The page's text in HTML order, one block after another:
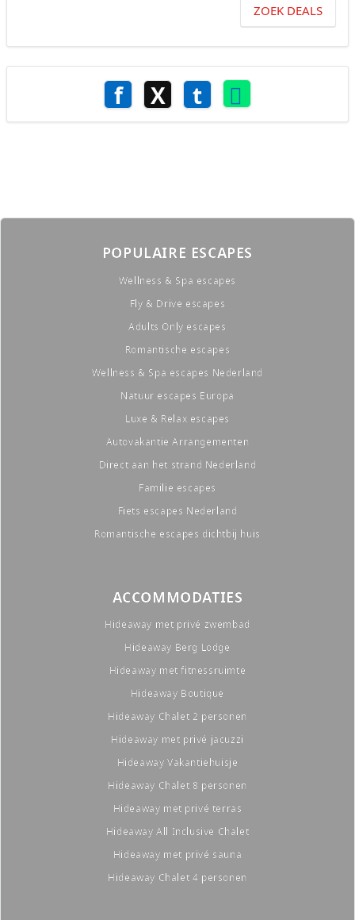
ZOEK DEALS
f X t
POPULAIRE ESCAPES
Wellness & Spa escapes
Fly & Drive escapes
Adults Only escapes
Romantische escapes
Wellness & Spa escapes Nederland
Natuur escapes Europa
Luxe & Relax escapes
Autovakantie Arrangementen
Direct aan het strand Nederland
Familie escapes
Fiets escapes Nederland
Romantische escapes dichtbij huis
ACCOMMODATIES
Hideaway met privé zwembad
Hideaway Berg Lodge
Hideaway met fitnessruimte
Hideaway Boutique
Hideaway Chalet 2 personen
Hideaway met privé jacuzzi
Hideaway Vakantiehuisje
Hideaway Chalet 8 personen
Hideaway met privé terras
Hideaway All Inclusive Chalet
Hideaway met privé sauna
Hideaway Chalet 4 personen